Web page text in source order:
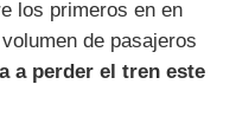
los primeros en en
de pasajeros
a perder el tren este